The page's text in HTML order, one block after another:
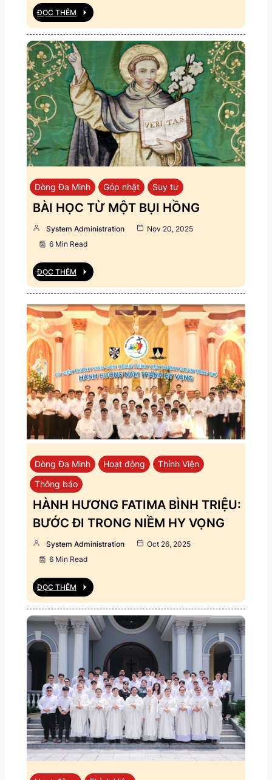
ĐỌC THÊM
Dòng Đa Minh Góp nhặt Suy tư
BÀI HỌC TỪ MỘT BỤI HỒNG
System Administration
Nov 20, 2025
6 Min Read
ĐỌC THÊM
Dòng Đa Minh Hoạt động
Thỉnh Viện
Thông báo
HÀNH HƯƠNG FATIMA BÌNH TRIỆU:
BƯỚC ĐI TRONG NIỀM HY VỌNG
System Administration
Oct 26, 2025
6 Min Read
ĐỌC THÊM